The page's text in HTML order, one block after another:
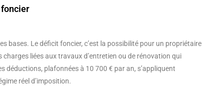
bases. Le déficit foncier, c’est la possibilité pour un propriétaire
charges liées aux travaux d’entretien ou de rénovation qui
déductions, plafonnées à 10 700 € par an, s’appliquent
réel d’imposition.